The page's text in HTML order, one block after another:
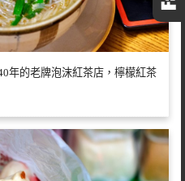
年的老牌泡沫紅茶店，檸檬紅茶